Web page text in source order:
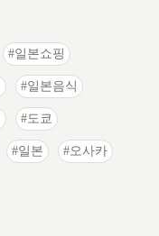
일본쇼핑
일본음식
도쿄
일본 오사카